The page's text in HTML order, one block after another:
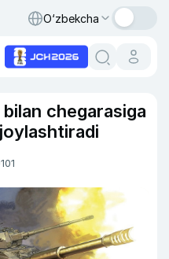
O‘zbekcha
chegarasiga